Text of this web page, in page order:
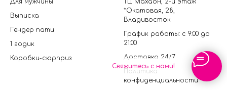
Свяжитесь с нами!
Для мужчины
Выписка
Гендер пати
1 годик
Коробки-сюрприз
ТЦ Махаон, 2-й этаж
*Окатовая, 28,
Владивосток
График работы: с 9:00 до
21:00
Доставка 24/7
Политика
конфиденциальности